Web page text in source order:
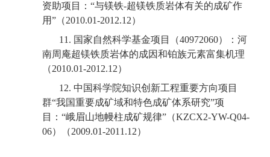
资助项目： “与镁铁-超镁铁质岩体有关的成矿作
用” （2010.01-2012.12）
11. 国家自然科学基金项目（40972060）：河
南周庵超镁铁质岩体的成因和铂族元素富集机理
（2010.01-2012.12）
12. 中国科学院知识创新工程重要方向项目
群“我国重要成矿域和特色成矿体系研究”项
目： “峨眉山地幔柱成矿规律” （KZCX2-YW-Q04-
06）（2009.01-2011.12）